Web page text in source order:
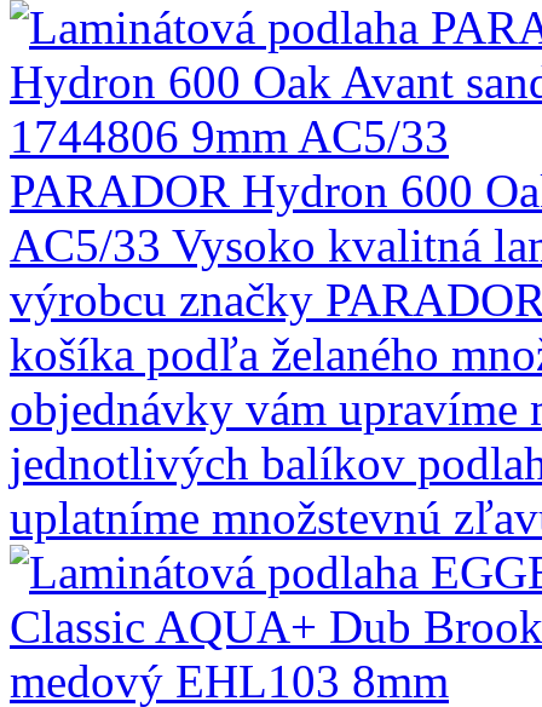
PARADOR Hydron 600
AC5/33 Vysoko kvalitná
výrobcu značky
košíka podľa želaného
objednávky vám
jednotlivých balíkov
uplatníme množstevnú